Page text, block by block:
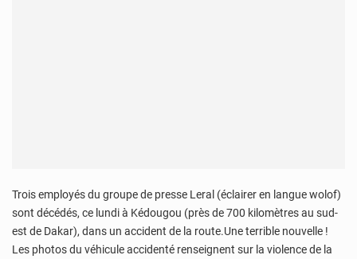
Trois employés du groupe de presse Leral (éclairer en langue wolof)
sont décédés, ce lundi à Kédougou (près de 700 kilomètres au sud-
est de Dakar), dans un accident de la route.Une terrible nouvelle !
Les photos du véhicule accidenté renseignent sur la violence de la